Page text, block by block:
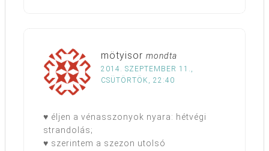
mötyisor mondta
2014. SZEPTEMBER 11.,
CSÜTÖRTÖK, 22:40
♥ éljen a vénasszonyok nyara: hétvégi
strandolás;
♥ szerintem a szezon utolsó